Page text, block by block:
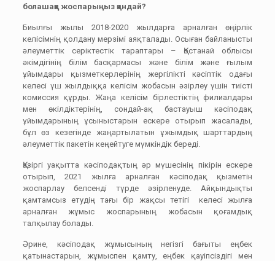
болашаққа жоспарыңыз қандай?
Биылғы жылы 2018-2020 жылдарға арналған өңірлік
келісімнің қолдану мерзімі аяқталады. Осыған байланысты
әлеуметтік серіктестік тараптары – Қостанай облысы
әкімдігінің білім басқармасы және білім және ғылым
ұйымдары қызметкерлерінің жергілікті кәсіптік одағы
келесі үш жылдыққа келісім жобасын әзірлеу үшін тиісті
комиссия құрды. Жаңа келісім бірлестіктің филиалдары
мен өкілдіктерінің, сондай-ақ бастауыш кәсіподақ
ұйымдарының ұсыныстарын ескере отырып жасалады,
бұл өз кезегінде жаңартылатын ұжымдық шарттардың
әлеуметтік пакетін кеңейтуге мүмкіндік береді.
Қазіргі уақытта кәсіподақтың әр мүшесінің пікірін ескере
отырып, 2021 жылға арналған кәсіподақ қызметін
жоспарлау белсенді түрде әзірленуде. Айқындықты
қамтамсыз етудің тағы бір жақсы тетігі келесі жылға
арналған жұмыс жоспарының жобасын қоғамдық
талқылау болады.
Әрине, кәсіподақ жұмысының негізгі бағыты еңбек
қатынастарын, жұмыспен қамту, еңбек қауіпсіздігі мен